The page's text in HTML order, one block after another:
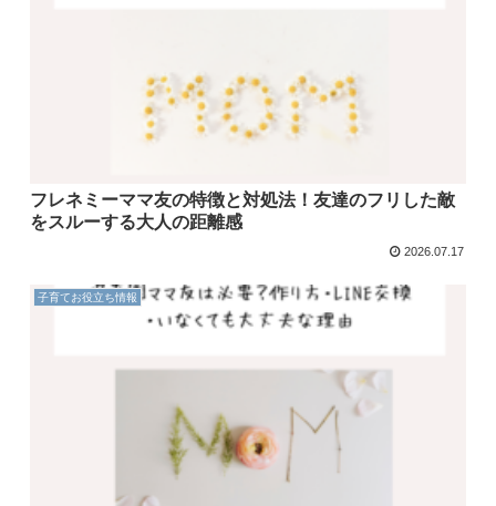
フレネミーママ友の特徴と対処法！友達のフリした敵
をスルーする大人の距離感
2026.07.17
子育てお役立ち情報